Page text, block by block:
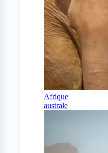
Afrique
australe